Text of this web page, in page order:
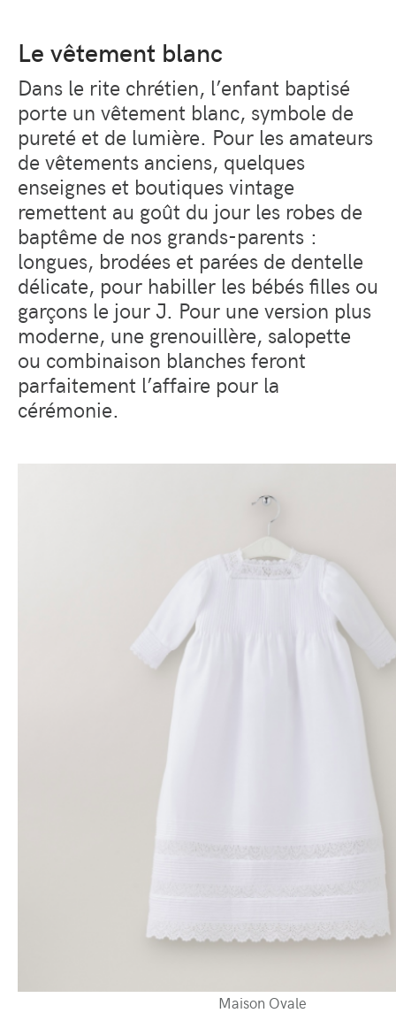
Le vêtement blanc
Dans le rite chrétien, l’enfant baptisé
porte un vêtement blanc, symbole de
pureté et de lumière. Pour les amateurs
de vêtements anciens, quelques
enseignes et boutiques vintage
remettent au goût du jour les robes de
baptême de nos grands-parents :
longues, brodées et parées de dentelle
délicate, pour habiller les bébés filles ou
garçons le jour J. Pour une version plus
moderne, une grenouillère, salopette
ou combinaison blanches feront
parfaitement l’affaire pour la
cérémonie.
Maison Ovale